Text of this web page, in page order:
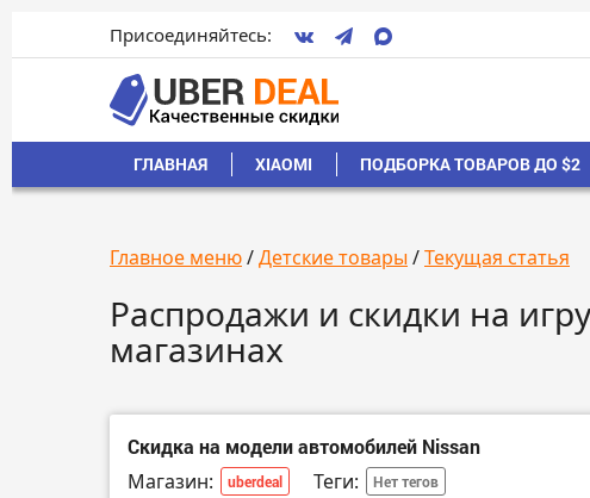
Присоединяйтесь:
ГЛАВНАЯ XIAOMI ПОДБОРКА ТОВАРОВ ДО $2
Главное меню/Детские товары /Текущая статья
Распродажи и скидки на
магазинах
Скидка на модели автомобилей Nissan
Магазин: uberdeal Теги: Нет тегов